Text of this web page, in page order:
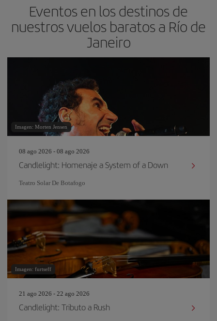
Eventos en los destinos de
nuestros vuelos baratos a Río de
Janeiro
Imagen: Morten Jensen
08 ago 2026 - 08 ago 2026
Candlelight: Homenaje a System of a Down
Teatro Solar De Botafogo
Imagen: furtseff
21 ago 2026 - 22 ago 2026
Candlelight: Tributo a Rush